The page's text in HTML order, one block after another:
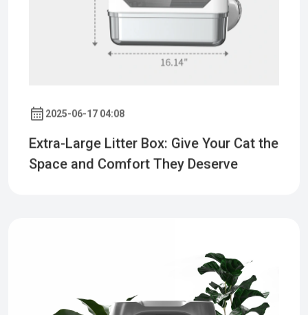
2025-06-17 04:08
Extra-Large Litter Box: Give Your Cat the
Space and Comfort They Deserve